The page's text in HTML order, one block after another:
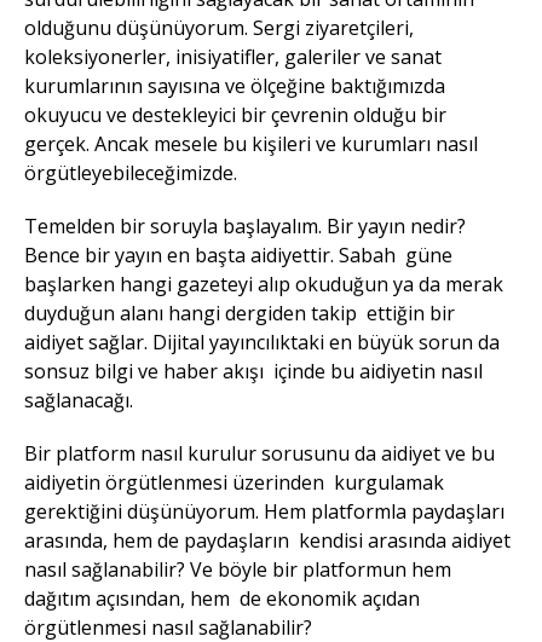
olduğunu düşünüyorum. Sergi ziyaretçileri,
koleksiyonerler, inisiyatifler, galeriler ve sanat
kurumlarının sayısına ve ölçeğine baktığımızda
okuyucu ve destekleyici bir çevrenin olduğu bir
gerçek. Ancak mesele bu kişileri ve kurumları nasıl
örgütleyebileceğimizde.
Temelden bir soruyla başlayalım. Bir yayın nedir?
Bence bir yayın en başta aidiyettir. Sabah güne
başlarken hangi gazeteyi alıp okuduğun ya da merak
duyduğun alanı hangi dergiden takip ettiğin bir
aidiyet sağlar. Dijital yayıncılıktaki en büyük sorun da
sonsuz bilgi ve haber akışı içinde bu aidiyetin nasıl
sağlanacağı.
Bir platform nasıl kurulur sorusunu da aidiyet ve bu
aidiyetin örgütlenmesi üzerinden kurgulamak
gerektiğini düşünüyorum. Hem platformla paydaşları
arasında, hem de paydaşların kendisi arasında aidiyet
nasıl sağlanabilir? Ve böyle bir platformun hem
dağıtım açısından, hem de ekonomik açıdan
örgütlenmesi nasıl sağlanabilir?